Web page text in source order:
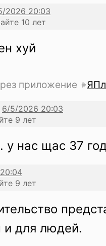
10 лет
хуй
приложение
9 лет
у нас щас 37
9 лет
и для людей.